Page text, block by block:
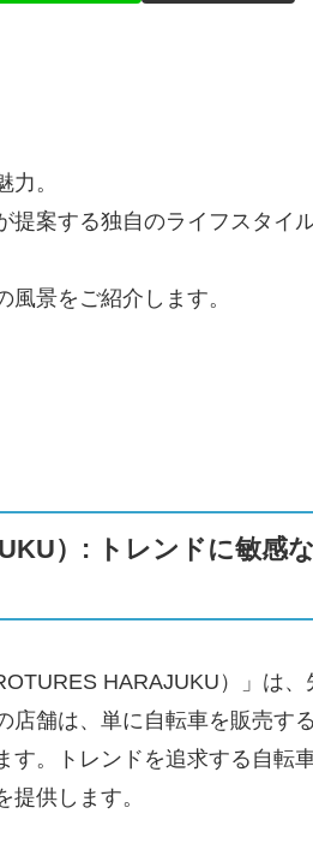
。
提案する独自のライフスタイ
景をご紹介します。
）: トレンドに敏感
HARAJUKU）」は、
店舗は、単に自転車を販売す
す。トレンドを追求する自転
供します。